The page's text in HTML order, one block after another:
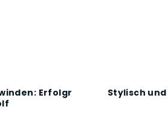
Erfolgr
Stylisch